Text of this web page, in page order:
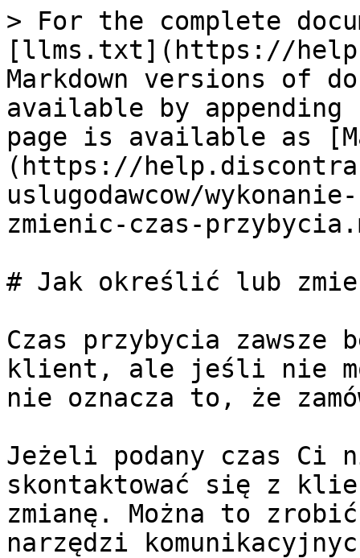
> For the complete
[llms.txt](https://
Markdown versions of
available by
page is available as
(https://
uslugodawcow/
zmienic-czas-
# Jak określić lub
Czas przybycia zawsze
klient, ale jeśli nie
nie oznacza to, że
Jeżeli podany czas Ci
skontaktować się z
zmianę. Można to
narzędzi